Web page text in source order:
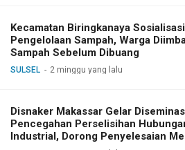
Kecamatan Biringkanaya
Pengelolaan Sampah, Warga
Sampah Sebelum Dibuang
SULSEL 2 minggu yang lalu
Disnaker Makassar Gelar
Pencegahan Perselisihan
Industrial, Dorong Penyelesaian